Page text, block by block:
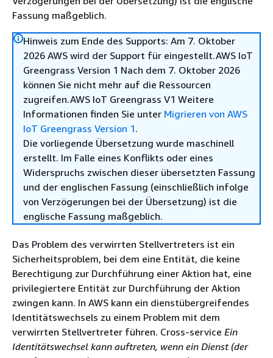
Fassung maßgeblich.
Hinweis zum Ende des Supports: Am 7. Oktober
2026 AWS wird der Support für eingestellt.AWS IoT
Greengrass Version 1 Nach dem 7. Oktober 2026
können Sie nicht mehr auf die Ressourcen
zugreifen.AWS IoT Greengrass V1 Weitere
Informationen finden Sie unter Migrieren von AWS
IoT Greengrass Version 1.
Die vorliegende Übersetzung wurde maschinell
erstellt. Im Falle eines Konflikts oder eines
Widerspruchs zwischen dieser übersetzten Fassung
und der englischen Fassung (einschließlich infolge
von Verzögerungen bei der Übersetzung) ist die
englische Fassung maßgeblich.
Das Problem des verwirrten Stellvertreters ist ein
Sicherheitsproblem, bei dem eine Entität, die keine
Berechtigung zur Durchführung einer Aktion hat, eine
privilegiertere Entität zur Durchführung der Aktion
zwingen kann. In AWS kann ein dienstübergreifendes
Identitätswechsels zu einem Problem mit dem
verwirrten Stellvertreter führen. Cross-service Ein
Identitätswechsel kann auftreten, wenn ein Dienst (der